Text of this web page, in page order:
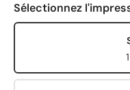
Sélectionnez